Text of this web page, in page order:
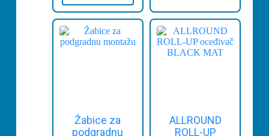
Žabice za
podgradnu
ALLROUND
ROLL-UP